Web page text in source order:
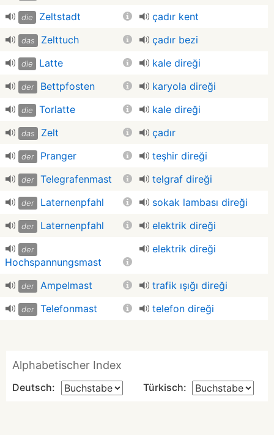
die Zeltstadt çadır kent
das Zelttuch çadır bezi
die Latte kale direği
der Bettpfosten karyola direği
die Torlatte kale direği
das Zelt çadır
der Pranger teşhir direği
der Telegrafenmast telgraf direği
der Laternenpfahl sokak lambası direği
der Laternenpfahl elektrik direği
der
Hochspannungsmast
elektrik direği
der Ampelmast trafik ışığı direği
der Telefonmast telefon direği
Alphabetischer Index
Deutsch: Türkisch: